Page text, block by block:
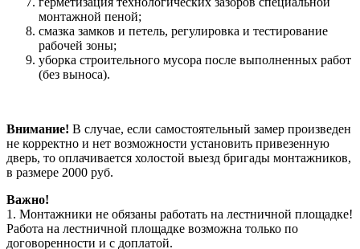
монтажной пеной;
смазка замков и петель, регулировка и тестирование
рабочей зоны;
уборка строительного мусора после выполненных работ
(без выноса).
Внимание! В случае, если самостоятельный замер произведен
не корректно и нет возможности установить привезенную
дверь, то оплачивается холостой выезд бригады монтажников,
в размере 2000 руб.
Важно!
1. Монтажники не обязаны работать на лестничной площадке!
Работа на лестничной площадке возможна только по
договоренности и с доплатой.